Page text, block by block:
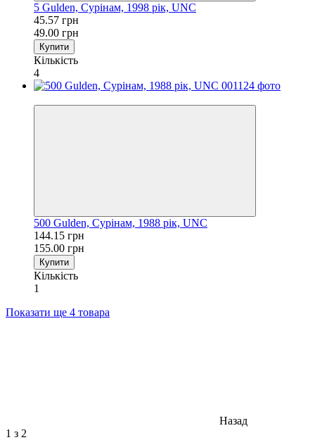
5 Gulden, Сурінам, 1998 рік, UNC
45.57 грн
49.00 грн
Купити
Кількість
4
500 Gulden, Сурінам, 1988 рік, UNC
144.15 грн
155.00 грн
Купити
Кількість
1
Показати ще 4 товара
Назад
1 з 2